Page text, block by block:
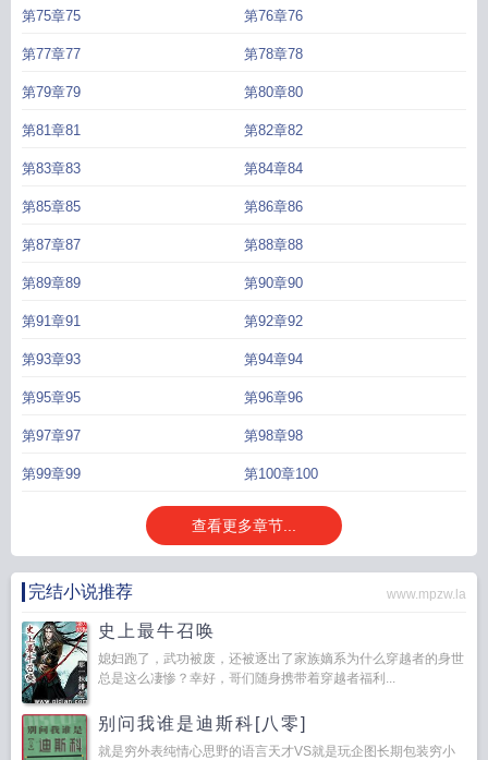
第75章75 第76章76
第77章77 第78章78
第79章79 第80章80
第81章81 第82章82
第83章83 第84章84
第85章85 第86章86
第87章87 第88章88
第89章89 第90章90
第91章91 第92章92
第93章93 第94章94
第95章95 第96章96
第97章97 第98章98
第99章99 第100章100
查看更多章节...
完结小说推荐 www.mpzw.la
史上最牛召唤
媳妇跑了，武功被废，还被逐出了家族嫡系为什么穿越者的身世
总是这么凄惨？幸好，哥们随身携带着穿越者福利...
别问我谁是迪斯科[八零]
就是穷外表纯情心思野的语言天才VS就是玩企图长期包装穷小